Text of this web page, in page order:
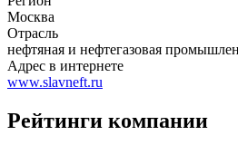
Москва
Отрасль
нефтяная и нефтегазовая
Адрес в интернете
www.slavneft.ru
Рейтинги компании